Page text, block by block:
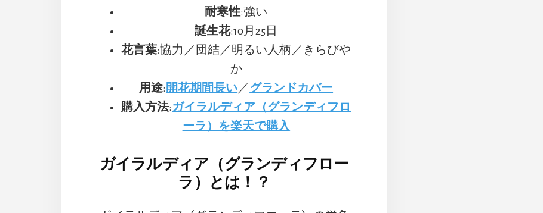
耐寒性:強い
誕生花:10月25日
花言葉:協力／団結／明るい人柄／きらびや
か
用途: 開花期間長い／ グランドカバー
購入方法: ガイラルディア（グランディフロ
ーラ）を楽天で購入
ガイラルディア（グランディフロー
ラ）とは！？